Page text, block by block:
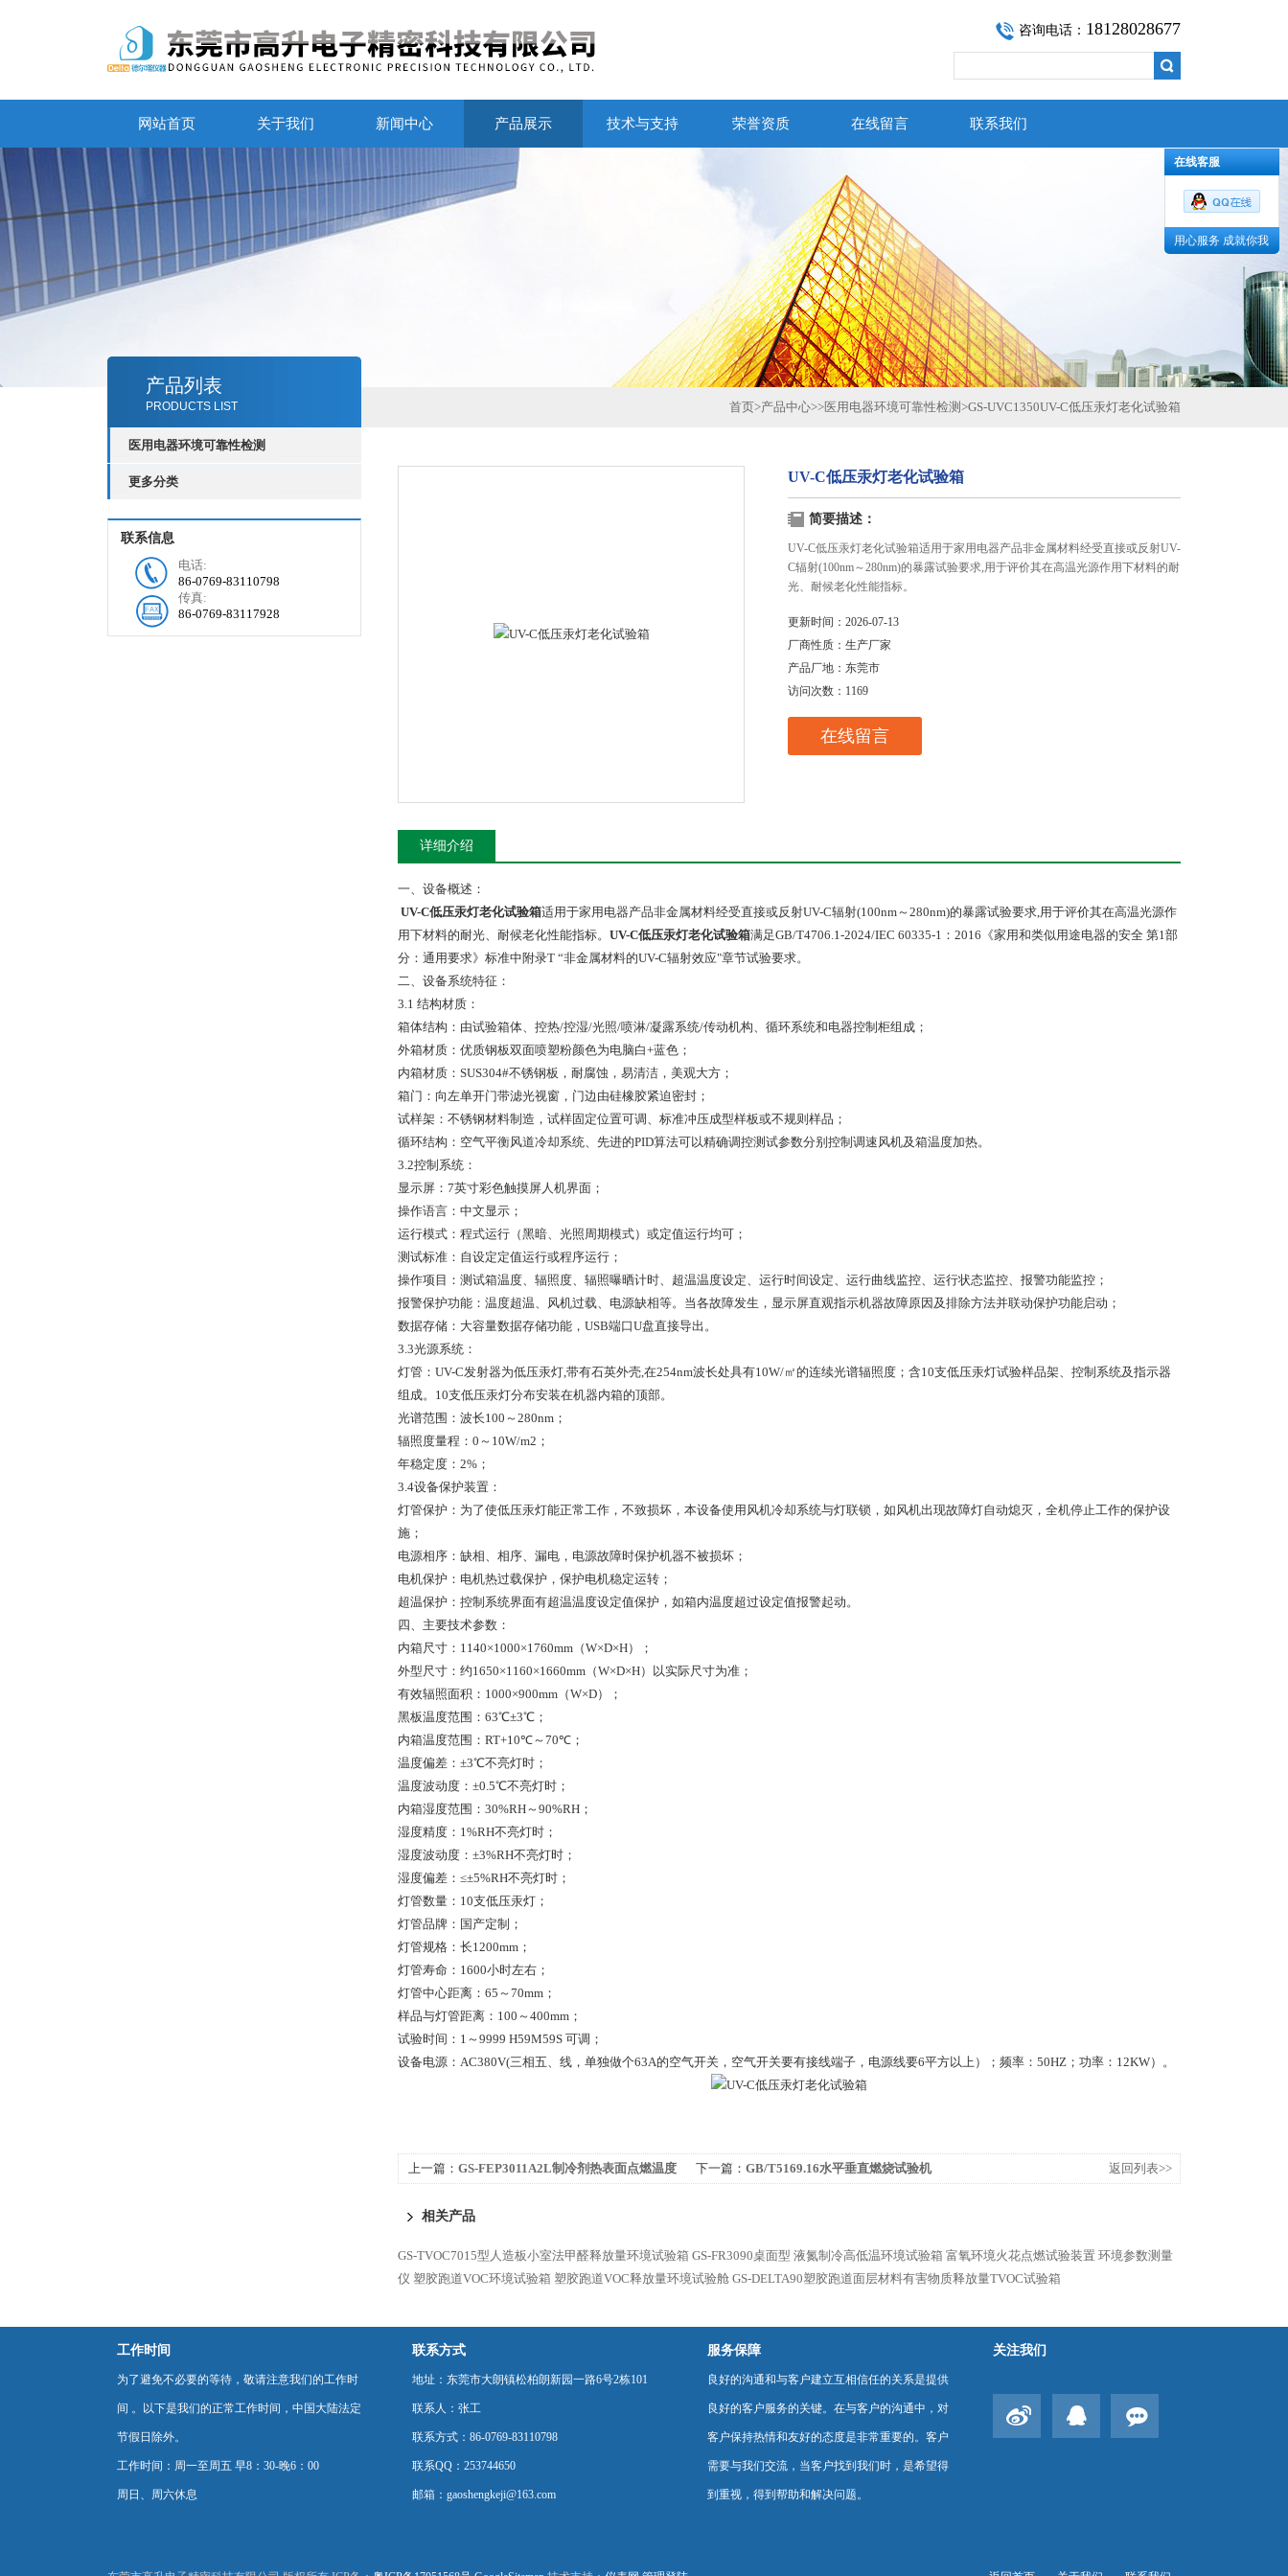
咨询电话： 18128028677
网站首页 关于我们 新闻中心 产品展示 技术与支持 荣誉资质 在线留言 联系我们
产品列表
PRODUCTS LIST
医用电器环境可靠性检测
更多分类
联系信息
电话:
86-0769-83110798
传真:
86-0769-83117928
首页>产品中心>>医用电器环境可靠性检测 >GS-UVC1350UV-C低压汞灯老化试验箱
UV-C低压汞灯老化试验箱
简要描述：
UV-C低压汞灯老化试验箱适用于家用电器产品非金属材料经受直接或反射UV-
C辐射(100nm～280nm)的暴露试验要求,用于评价其在高温光源作用下材料的耐
光、耐候老化性能指标。
更新时间： 2026-07-13
厂商性质： 生产厂家
产品厂地： 东莞市
访问次数： 1169
在线留言
详细介绍
一、设备概述：
UV-C低压汞灯老化试验箱适用于家用电器产品非金属材料经受直接或反射UV-C辐射(100nm～280nm)的暴露试验要求,用于评价其在高温光源作
用下材料的耐光、耐候老化性能指标。 UV-C低压汞灯老化试验箱满足GB/T4706.1-2024/IEC 60335-1：2016《家用和类似用途电器的安全 第1部
分：通用要求》标准中附录T “非金属材料的UV-C辐射效应"章节试验要求。
二、设备系统特征：
3.1 结构材质：
箱体结构：由试验箱体、控热/控湿/光照/喷淋/凝露系统/传动机构、循环系统和电器控制柜组成；
外箱材质：优质钢板双面喷塑粉颜色为电脑白+蓝色；
内箱材质：SUS304#不锈钢板，耐腐蚀，易清洁，美观大方；
箱门：向左单开门带滤光视窗，门边由硅橡胶紧迫密封；
试样架：不锈钢材料制造，试样固定位置可调、标准冲压成型样板或不规则样品；
循环结构：空气平衡风道冷却系统、先进的PID算法可以精确调控测试参数分别控制调速风机及箱温度加热。
3.2控制系统：
显示屏：7英寸彩色触摸屏人机界面；
操作语言：中文显示；
运行模式：程式运行（黑暗、光照周期模式）或定值运行均可；
测试标准：自设定定值运行或程序运行；
操作项目：测试箱温度、辐照度、辐照曝晒计时、超温温度设定、运行时间设定、运行曲线监控、运行状态监控、报警功能监控；
报警保护功能：温度超温、风机过载、电源缺相等。当各故障发生，显示屏直观指示机器故障原因及排除方法并联动保护功能启动；
数据存储：大容量数据存储功能，USB端口U盘直接导出。
3.3光源系统：
灯管：UV-C发射器为低压汞灯,带有石英外壳,在254nm波长处具有10W/㎡的连续光谱辐照度；含10支低压汞灯试验样品架、控制系统及指示器
组成。10支低压汞灯分布安装在机器内箱的顶部。
光谱范围：波长100～280nm；
辐照度量程：0～10W/m2；
年稳定度：2%；
3.4设备保护装置：
灯管保护：为了使低压汞灯能正常工作，不致损坏，本设备使用风机冷却系统与灯联锁，如风机出现故障灯自动熄灭，全机停止工作的保护设
施；
电源相序：缺相、相序、漏电，电源故障时保护机器不被损坏；
电机保护：电机热过载保护，保护电机稳定运转；
超温保护：控制系统界面有超温温度设定值保护，如箱内温度超过设定值报警起动。
四、主要技术参数：
内箱尺寸：1140×1000×1760mm（W×D×H）；
外型尺寸：约1650×1160×1660mm（W×D×H）以实际尺寸为准；
有效辐照面积：1000×900mm（W×D）；
黑板温度范围：63℃±3℃；
内箱温度范围：RT+10℃～70℃；
温度偏差：±3℃不亮灯时；
温度波动度：±0.5℃不亮灯时；
内箱湿度范围：30%RH～90%RH；
湿度精度：1%RH不亮灯时；
湿度波动度：±3%RH不亮灯时；
湿度偏差：≤±5%RH不亮灯时；
灯管数量：10支低压汞灯；
灯管品牌：国产定制；
灯管规格：长1200mm；
灯管寿命：1600小时左右；
灯管中心距离：65～70mm；
样品与灯管距离：100～400mm；
试验时间：1～9999 H59M59S 可调；
设备电源：AC380V(三相五、线，单独做个63A的空气开关，空气开关要有接线端子，电源线要6平方以上）；频率：50HZ；功率：12KW）。
上一篇： GS-FEP3011A2L制冷剂热表面点燃温度
下一篇： GB/T5169.16水平垂直燃烧试验机 返回列表>>
相关产品
GS-TVOC7015型人造板小室法甲醛释放量环境试验箱 GS-FR3090桌面型 液氮制冷高低温环境试验箱 富氧环境火花点燃试验装置 环境参数测量
仪 塑胶跑道VOC环境试验箱 塑胶跑道VOC释放量环境试验舱 GS-DELTA90塑胶跑道面层材料有害物质释放量TVOC试验箱
工作时间
为了避免不必要的等待，敬请注意我们的工作时
间 。以下是我们的正常工作时间，中国大陆法定
节假日除外。
工作时间：周一至周五 早8：30-晚6：00
周日、周六休息
联系方式
地址：东莞市大朗镇松柏朗新园一路6号2栋101
联系人：张工
联系方式：86-0769-83110798
联系QQ：253744650
邮箱：gaoshengkeji@163.com
服务保障
良好的沟通和与客户建立互相信任的关系是提供
良好的客户服务的关键。在与客户的沟通中，对
客户保持热情和友好的态度是非常重要的。客户
需要与我们交流，当客户找到我们时，是希望得
到重视，得到帮助和解决问题。
关注我们
在线客服
用心服务 成就你我